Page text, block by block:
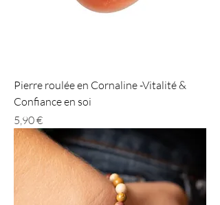
Pierre roulée en Cornaline -Vitalité &
Confiance en soi
Prix
5,90 €